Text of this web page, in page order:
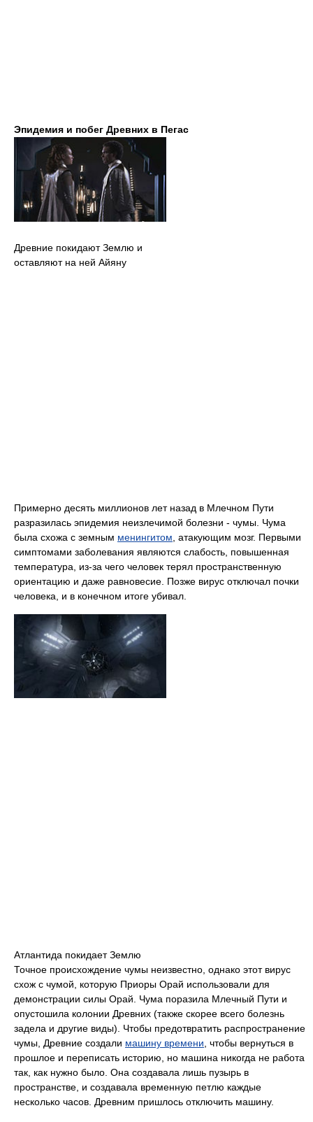
Эпидемия и побег Древних в Пегас
Древние покидают Землю и
оставляют на ней Айяну
Примерно десять миллионов лет назад в Млечном Пути
разразилась эпидемия неизлечимой болезни - чумы. Чума
была схожа с земным менингитом , атакующим мозг. Первыми
симптомами заболевания являются слабость, повышенная
температура, из-за чего человек терял пространственную
ориентацию и даже равновесие. Позже вирус отключал почки
человека, и в конечном итоге убивал.
Атлантида покидает Землю
Точное происхождение чумы неизвестно, однако этот вирус
схож с чумой, которую Приоры Орай использовали для
демонстрации силы Орай. Чума поразила Млечный Пути и
опустошила колонии Древних (также скорее всего болезнь
задела и другие виды). Чтобы предотвратить распространение
чумы, Древние создали машину времени, чтобы вернуться в
прошлое и переписать историю, но машина никогда не работа
так, как нужно было. Она создавала лишь пузырь в
пространстве, и создавала временную петлю каждые
несколько часов. Древним пришлось отключить машину.